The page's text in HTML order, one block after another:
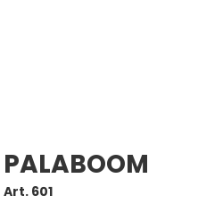
PALABOOM
Art. 601